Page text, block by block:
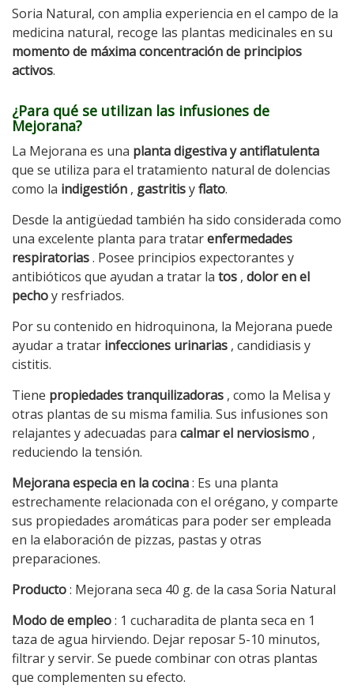
Soria Natural, con amplia experiencia en el campo de la
medicina natural, recoge las plantas medicinales en su
momento de máxima concentración de principios
activos.
¿Para qué se utilizan las infusiones de
Mejorana?
La Mejorana es una planta digestiva y antiflatulenta
que se utiliza para el tratamiento natural de dolencias
como la indigestión , gastritisyflato.
Desde la antigüedad también ha sido considerada como
una excelente planta para tratarenfermedades
respiratorias. Posee principios expectorantes y
antibióticos que ayudan a tratar la tos , dolor en el
pechoy resfriados.
Por su contenido en hidroquinona, la Mejorana puede
ayudar a tratar infecciones urinarias , candidiasis y
cistitis.
Tiene propiedades tranquilizadoras , como la Melisa y
otras plantas de su misma familia. Sus infusiones son
relajantes y adecuadas para calmar el nerviosismo ,
reduciendo la tensión.
Mejorana especia en la cocina: Es una planta
estrechamente relacionada con el orégano, y comparte
sus propiedades aromáticas para poder ser empleada
en la elaboración de pizzas, pastas y otras
preparaciones.
Producto: Mejorana seca 40 g. de la casa Soria Natural
Modo de empleo: 1 cucharadita de planta seca en 1
taza de agua hirviendo. Dejar reposar 5-10 minutos,
filtrar y servir. Se puede combinar con otras plantas
que complementen su efecto.